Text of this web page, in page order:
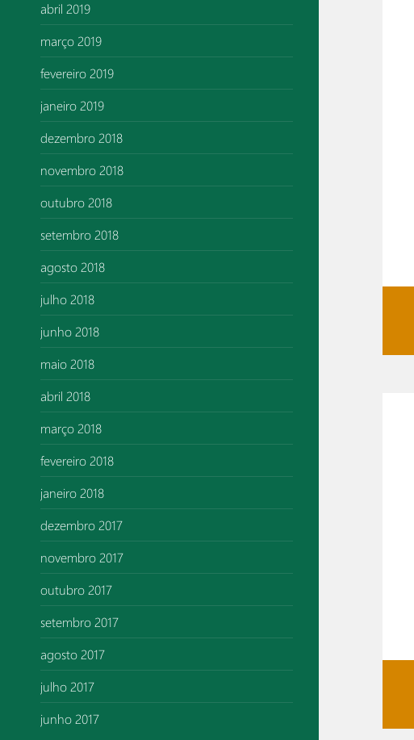
abril 2019
março 2019
fevereiro 2019
janeiro 2019
dezembro 2018
novembro 2018
outubro 2018
setembro 2018
agosto 2018
julho 2018
junho 2018
maio 2018
abril 2018
março 2018
fevereiro 2018
janeiro 2018
dezembro 2017
novembro 2017
outubro 2017
setembro 2017
agosto 2017
julho 2017
junho 2017